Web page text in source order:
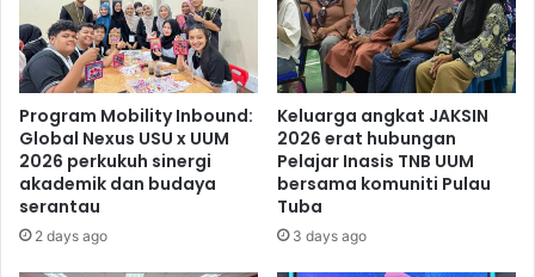
Program Mobility Inbound:
Global Nexus USU x UUM
2026 perkukuh sinergi
akademik dan budaya
serantau
2 days ago
Keluarga angkat JAKSIN
2026 erat hubungan
Pelajar Inasis TNB UUM
bersama komuniti Pulau
Tuba
3 days ago